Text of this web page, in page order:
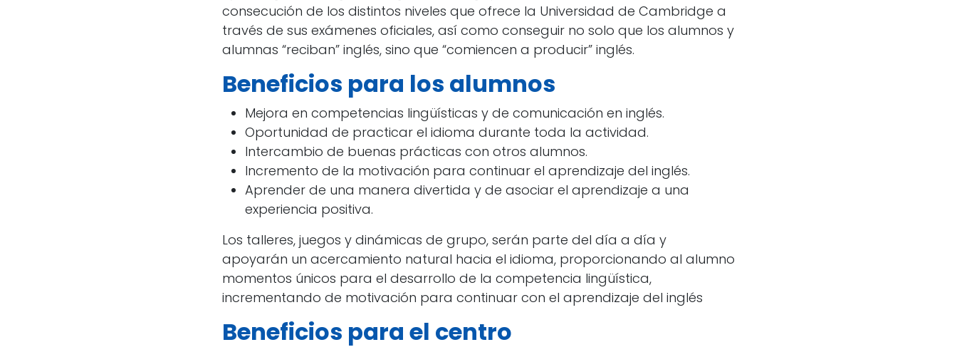
consecución de los distintos niveles que ofrece la Universidad de Cambridge a
través de sus exámenes oficiales, así como conseguir no solo que los alumnos y
alumnas “reciban” inglés, sino que “comiencen a producir” inglés.
Beneficios para los alumnos
Mejora en competencias lingüísticas y de comunicación en inglés.
Oportunidad de practicar el idioma durante toda la actividad.
Intercambio de buenas prácticas con otros alumnos.
Incremento de la motivación para continuar el aprendizaje del inglés.
Aprender de una manera divertida y de asociar el aprendizaje a una
experiencia positiva.
Los talleres, juegos y dinámicas de grupo, serán parte del día a día y
apoyarán un acercamiento natural hacia el idioma, proporcionando al alumno
momentos únicos para el desarrollo de la competencia lingüística,
incrementando de motivación para continuar con el aprendizaje del inglés
Beneficios para el centro